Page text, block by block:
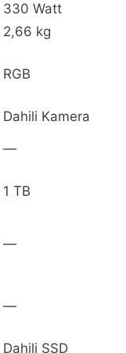
330 Watt
2,66 kg
RGB
Dahili Kamera
—
1 TB
—
—
Dahili SSD